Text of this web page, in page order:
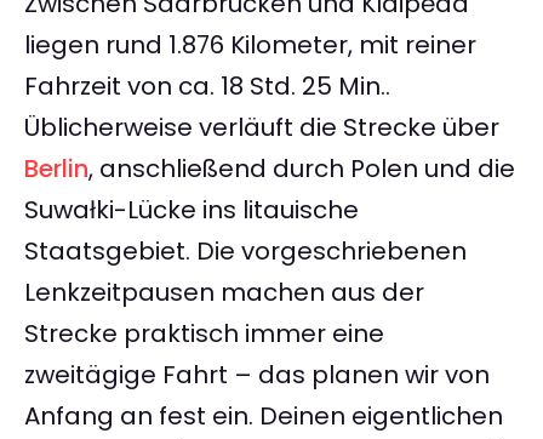
liegen rund 1.876 Kilometer, mit reiner
Fahrzeit von ca. 18 Std. 25 Min..
Üblicherweise verläuft die Strecke über
Berlin, anschließend durch Polen und die
Suwałki-Lücke ins litauische
Staatsgebiet. Die vorgeschriebenen
Lenkzeitpausen machen aus der
Strecke praktisch immer eine
zweitägige Fahrt – das planen wir von
Anfang an fest ein. Deinen eigentlichen